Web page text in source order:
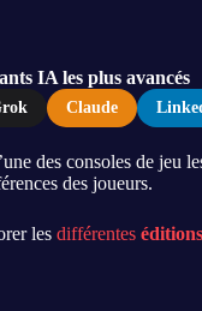
IA les plus avancés
Claude
des consoles de jeu
des joueurs.
les différentes éditions